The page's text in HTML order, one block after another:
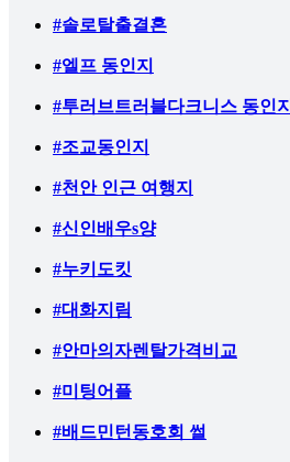
#솔로탈출결혼
#엘프 동인지
#투러브트러블다크니스 동인지
#조교동인지
#천안 인근 여행지
#신인배우s양
#누키도킷
#대화지림
#안마의자렌탈가격비교
#미팅어플
#배드민턴동호회 썰